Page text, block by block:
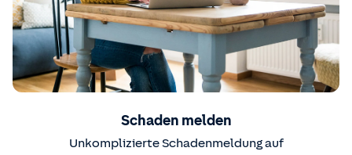
Schaden melden
Unkomplizierte Schadenmeldung auf